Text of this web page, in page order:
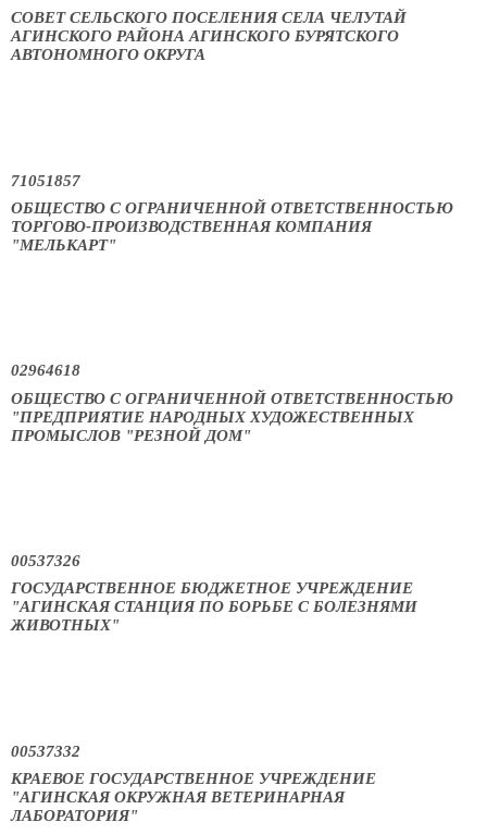
СОВЕТ СЕЛЬСКОГО ПОСЕЛЕНИЯ СЕЛА ЧЕЛУТАЙ
АГИНСКОГО РАЙОНА АГИНСКОГО БУРЯТСКОГО
АВТОНОМНОГО ОКРУГА
71051857
ОБЩЕСТВО С ОГРАНИЧЕННОЙ ОТВЕТСТВЕННОСТЬЮ
ТОРГОВО-ПРОИЗВОДСТВЕННАЯ КОМПАНИЯ
"МЕЛЬКАРТ"
02964618
ОБЩЕСТВО С ОГРАНИЧЕННОЙ ОТВЕТСТВЕННОСТЬЮ
"ПРЕДПРИЯТИЕ НАРОДНЫХ ХУДОЖЕСТВЕННЫХ
ПРОМЫСЛОВ "РЕЗНОЙ ДОМ"
00537326
ГОСУДАРСТВЕННОЕ БЮДЖЕТНОЕ УЧРЕЖДЕНИЕ
"АГИНСКАЯ СТАНЦИЯ ПО БОРЬБЕ С БОЛЕЗНЯМИ
ЖИВОТНЫХ"
00537332
КРАЕВОЕ ГОСУДАРСТВЕННОЕ УЧРЕЖДЕНИЕ
"АГИНСКАЯ ОКРУЖНАЯ ВЕТЕРИНАРНАЯ
ЛАБОРАТОРИЯ"